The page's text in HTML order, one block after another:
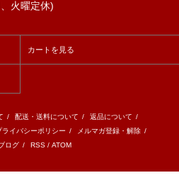
火曜定休)
カートを見る
/ 配送・送料について / 返品について /
ライバシーポリシー / メルマガ登録・解除 /
ログ / RSS / ATOM